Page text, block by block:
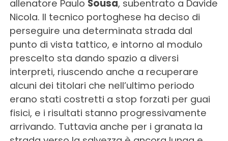
allenatore Paulo Sousa, subentrato a Davide
Nicola. Il tecnico portoghese ha deciso di
perseguire una determinata strada dal
punto di vista tattico, e intorno al modulo
prescelto sta dando spazio a diversi
interpreti, riuscendo anche a recuperare
alcuni dei titolari che nell’ultimo periodo
erano stati costretti a stop forzati per guai
fisici, e i risultati stanno progressivamente
arrivando. Tuttavia anche per i granata la